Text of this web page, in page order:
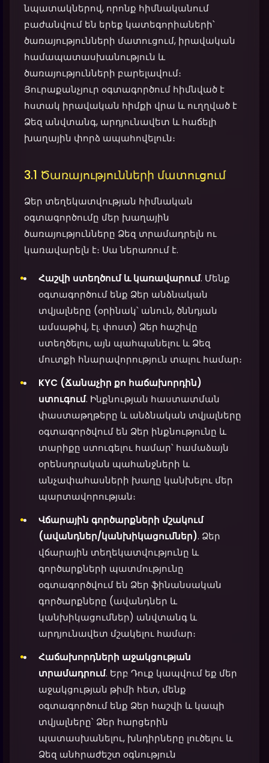
նպատակներով, որոնք հիմնականում
բաժանվում են երեք կատեգորիաների՝
ծառայությունների մատուցում, իրավական
համապատասխանություն և
ծառայությունների բարելավում։
Յուրաքանչյուր օգտագործում հիմնված է
հստակ իրավական հիմքի վրա և ուղղված է
Ձեզ անվտանգ, արդյունավետ և հաճելի
խաղային փորձ ապահովելուն։
3.1 Ծառայությունների մատուցում
Ձեր տեղեկատվության հիմնական
օգտագործումը մեր խաղային
ծառայությունները Ձեզ տրամադրելն ու
կառավարելն է։ Սա ներառում է.
Հաշվի ստեղծում և կառավարում. Մենք
օգտագործում ենք Ձեր անձնական
տվյալները (օրինակ՝ անուն, ծննդյան
ամսաթիվ, էլ. փոստ) Ձեր հաշիվը
ստեղծելու, այն պահպանելու և Ձեզ
մուտքի հնարավորություն տալու համար։
KYC (Ճանաչիր քո հաճախորդին)
ստուգում. Ինքնության հաստատման
փաստաթղթերը և անձնական տվյալները
օգտագործվում են Ձեր ինքնությունը և
տարիքը ստուգելու համար՝ համաձայն
օրենսդրական պահանջների և
անչափահասների խաղը կանխելու մեր
պարտավորության։
Վճարային գործարքների մշակում
(ավանդներ/կանխիկացումներ). Ձեր
վճարային տեղեկատվությունը և
գործարքների պատմությունը
օգտագործվում են Ձեր ֆինանսական
գործարքները (ավանդներ և
կանխիկացումներ) անվտանգ և
արդյունավետ մշակելու համար։
Հաճախորդների աջակցության
տրամադրում. Երբ Դուք կապվում եք մեր
աջակցության թիմի հետ, մենք
օգտագործում ենք Ձեր հաշվի և կապի
տվյալները՝ Ձեր հարցերին
պատասխանելու, խնդիրները լուծելու և
Ձեզ անհրաժեշտ օգնություն